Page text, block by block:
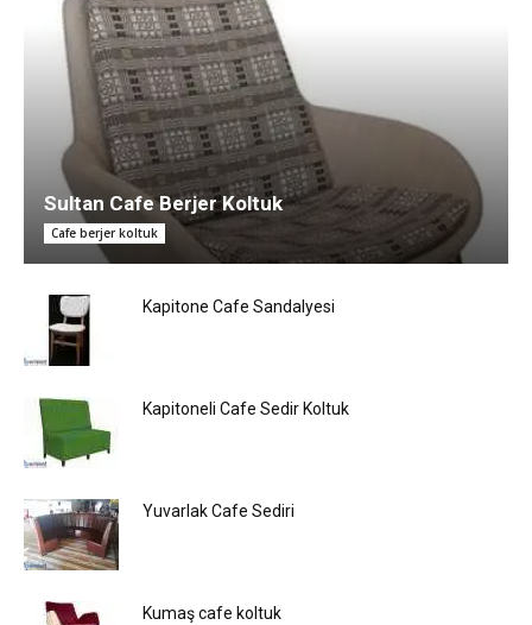
Sultan Cafe Berjer Koltuk
Cafe berjer koltuk
Kapitone Cafe Sandalyesi
Kapitoneli Cafe Sedir Koltuk
Yuvarlak Cafe Sediri
Kumaş cafe koltuk